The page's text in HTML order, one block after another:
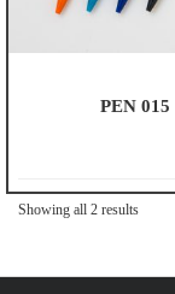
แพคเกจปากกา
PEN 015
Showing all 2 results